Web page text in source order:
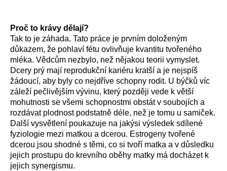
Proč to krávy dělají?
Tak to je záhada. Tato práce je prvním doloženým
důkazem, že pohlaví fétu ovlivňuje kvantitu tvořeného
mléka. Vědcům nezbylo, než nějakou teorii vymyslet.
Dcery prý mají reprodukční kariéru kratší a je nejspíš
žádoucí, aby byly co nejdříve schopny rodit. U býčků víc
záleží pečlivějším vývinu, který později vede k větší
mohutnosti se všemi schopnostmi obstát v soubojích a
rozdávat plodnost podstatně déle, než je tomu u samiček.
Další vysvětlení poukazuje na jakýsi výsledek sdílené
fyziologie mezi matkou a dcerou. Estrogeny tvořené
dcerou jsou shodné s těmi, co si tvoří matka a v důsledku
jejich prostupu do krevního oběhy matky má docházet k
jejich synergismu.